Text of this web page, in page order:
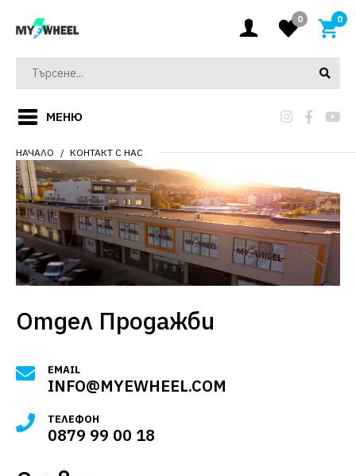
0 0
МЕНЮ
НАЧАЛО КОНТАКТ С НАС
Отдел Продажби
EMAIL
INFO@MYEWHEEL.COM
ТЕЛЕФОН
0879 99 00 18